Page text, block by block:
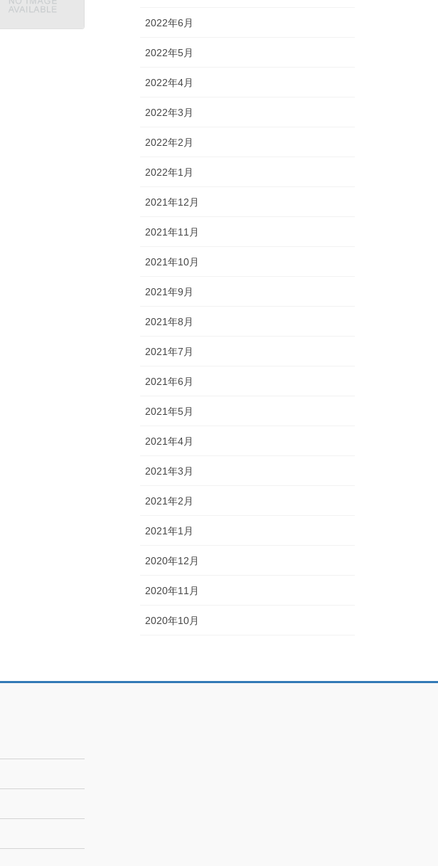
2022年6月
2022年5月
2022年4月
2022年3月
2022年2月
2022年1月
2021年12月
2021年11月
2021年10月
2021年9月
2021年8月
2021年7月
2021年6月
2021年5月
2021年4月
2021年3月
2021年2月
2021年1月
2020年12月
2020年11月
2020年10月